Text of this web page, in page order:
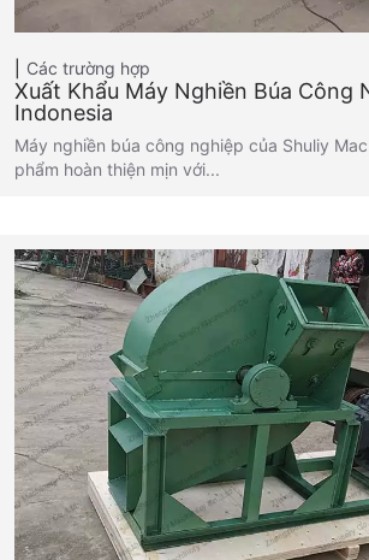
Các trường hợp
Xuất Khẩu Máy Nghiền Búa Công
Indonesia
Máy nghiền búa công nghiệp của Shuliy
phẩm hoàn thiện mịn với...